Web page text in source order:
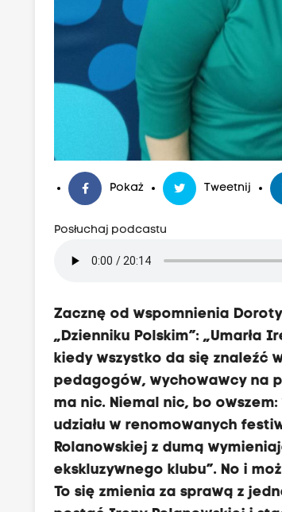
Pokaż Tweetnij
Posłuchaj podcastu
Zacznę od wspomnienia
„Dzienniku Polskim”: „Umarła
kiedy wszystko da się znaleźć
pedagogów, wychowawcy na
ma nic. Niemal nic, bo
udziału w renomowanych
Rolanowskiej z dumą
ekskluzywnego klubu”. No i
To się zmienia za sprawą z